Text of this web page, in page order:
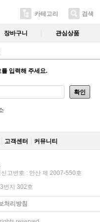
카테고리 검색
장바구니 관심상품
입력해 주세요.
확인
고객센터 커뮤니티
고번호 : 안산 제 2007-550호
번지 302호
처리방침